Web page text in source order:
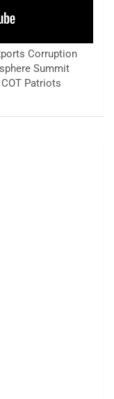
Corruption
Summit
Patriots